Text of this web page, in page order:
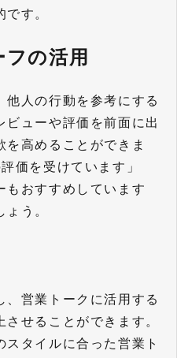
す。
の活用
他人の行動を参考にする
ビューや評価を前面に出
高めることができま
価を受けています」
もおすすめしています
う。
、営業トークに活用する
せることができます。
タイルに合った営業ト